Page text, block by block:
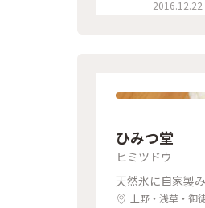
2016.12.22
ひみつ堂
ヒミツドウ
天然氷に自家製
上野・浅草・御